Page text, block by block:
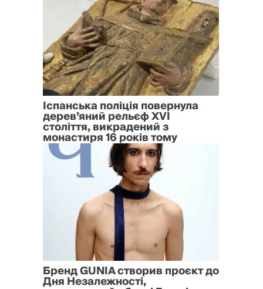
Іспанська поліція повернула
дерев’яний рельєф XVI
століття, викрадений з
монастиря 16 років тому
Бренд GUNIA створив проєкт до
Дня Незалежності,